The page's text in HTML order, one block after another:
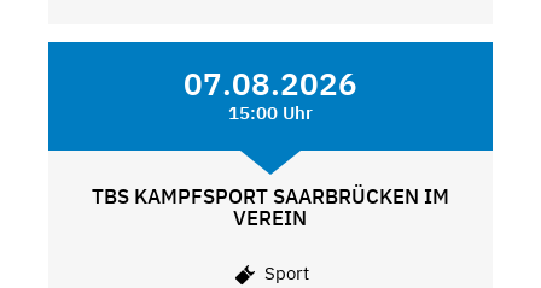
07.08.2026
15:00 Uhr
TBS KAMPFSPORT SAARBRÜCKEN IM
VEREIN
Sport